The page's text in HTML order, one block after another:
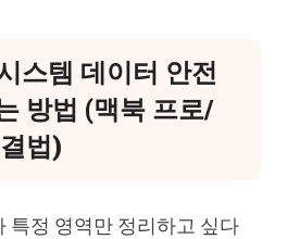
스템 데이터 안전
방법 (맥북 프로/
법)
특정 영역만 정리하고 싶다